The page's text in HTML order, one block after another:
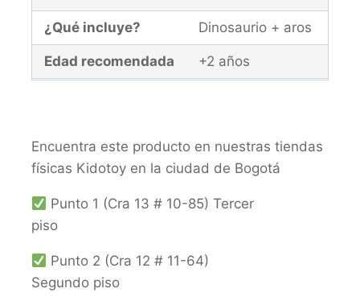
¿Qué incluye? Dinosaurio + aros
Edad recomendada +2 años
Encuentra este producto en nuestras tiendas
físicas Kidotoy en la ciudad de Bogotá
Punto 1 (Cra 13 # 10-85) Tercer
piso
Punto 2 (Cra 12 # 11-64)
Segundo piso